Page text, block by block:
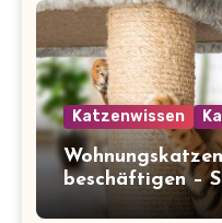
Katzenwissen
beschäftigen –
glücklich und